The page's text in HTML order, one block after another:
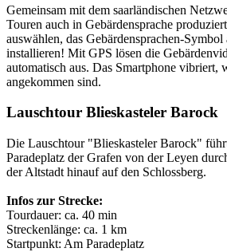
Gemeinsam mit dem saarländischen
Touren auch in Gebärdensprache
auswählen, das Gebärdensprachen-
installieren! Mit GPS lösen die
automatisch aus. Das Smartphone vibriert,
angekommen sind.
Lauschtour Blieskasteler Barock
Die Lauschtour "Blieskasteler Barock"
Paradeplatz der Grafen von der Leyen
der Altstadt hinauf auf den Schlossberg.
Infos zur Strecke:
Tourdauer: ca. 40 min
Streckenlänge: ca. 1 km
Startpunkt: Am Paradeplatz